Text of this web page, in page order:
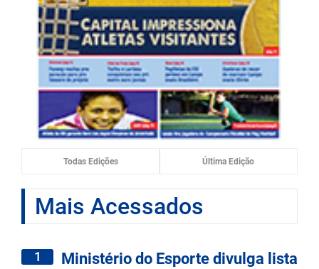
Todas Edições Última Edição
Mais Acessados
1
Ministério do Esporte divulga lista